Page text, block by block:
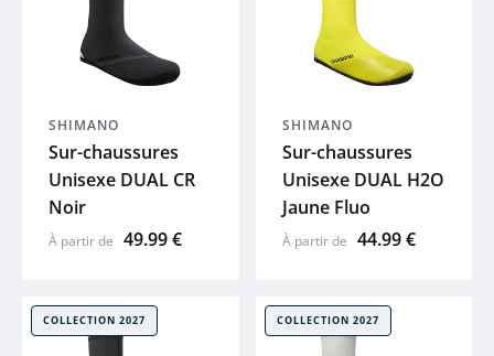
LAZER
UTO
SHIMANO
Sur-chaussures
Unisexe DUAL CR
Noir
À partir de 49.99 €
SHIMANO
Sur-chaussures
Unisexe DUAL H2O
Jaune Fluo
À partir de 44.99 €
COLLECTION 2027 COLLECTION 2027